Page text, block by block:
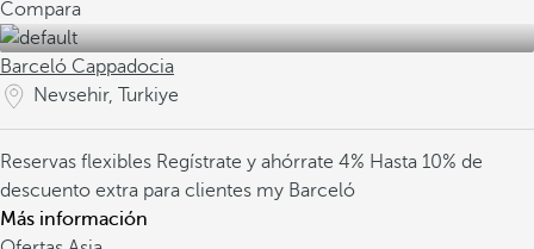
Compara
Barceló Cappadocia
Nevsehir, Turkiye
Reservas flexibles Regístrate y ahórrate 4% Hasta 10% de
descuento extra para clientes my Barceló
Más información